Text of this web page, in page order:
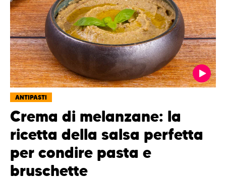
ANTIPASTI
Crema di melanzane: la
ricetta della salsa perfetta
per condire pasta e
bruschette